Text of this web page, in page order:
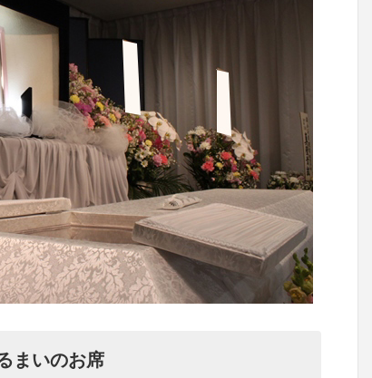
まいのお席